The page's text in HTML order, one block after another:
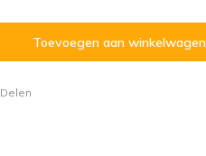
Toevoegen aan winkelwagen
Delen